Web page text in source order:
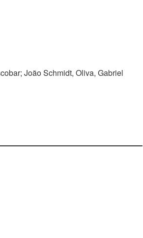
João Schmidt, Oliva, Gabriel